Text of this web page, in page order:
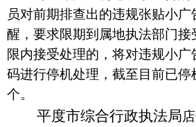
员对前期排查出的违规张贴小广
醒，要求限期到属地执法部门接
限内接受处理的，将对违规小
码进行停机处理，截至目前已停
个。
平度市综合行政执法局